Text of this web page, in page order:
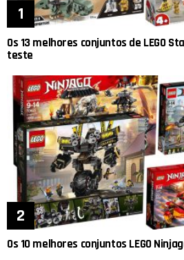
Os 13 melhores conjuntos de LEGO
teste
Os 10 melhores conjuntos LEGO